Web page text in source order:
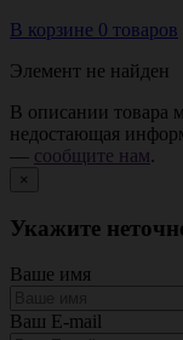
В корзине 0 товаров
Элемент не найден
В описании товара
недостающая
— сообщите нам.
×
Укажите
Ваше имя
Ваш E-mail